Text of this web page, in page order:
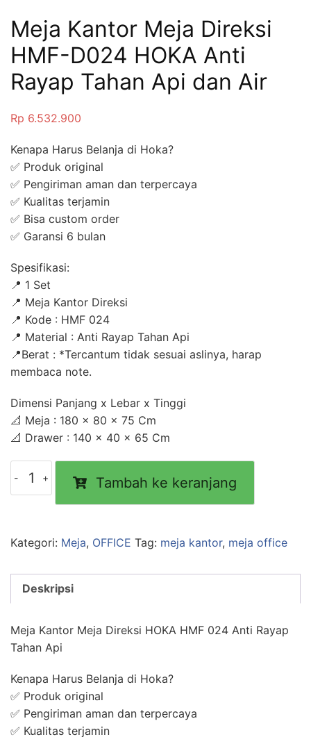
Meja Kantor Meja Direksi
HMF-D024 HOKA Anti
Rayap Tahan Api dan Air
Rp 6.532.900
Kenapa Harus Belanja di Hoka?
✅ Produk original
✅ Pengiriman aman dan terpercaya
✅ Kualitas terjamin
✅ Bisa custom order
✅ Garansi 6 bulan
Spesifikasi:
📍 1 Set
📍 Meja Kantor Direksi
📍 Kode : HMF 024
📍 Material : Anti Rayap Tahan Api
📍Berat : *Tercantum tidak sesuai aslinya, harap
membaca note.
Dimensi Panjang x Lebar x Tinggi
📐 Meja : 180 x 80 x 75 Cm
📐 Drawer : 140 x 40 x 65 Cm
Meja
Direksi
D024
HOKA
Anti
Rayap
Tahan
dan
Air
Tambah ke keranjang
Kategori: Meja, OFFICE Tag: meja kantor, meja office
Deskripsi
Meja Kantor Meja Direksi HOKA HMF 024 Anti Rayap
Tahan Api
Kenapa Harus Belanja di Hoka?
✅ Produk original
✅ Pengiriman aman dan terpercaya
✅ Kualitas terjamin